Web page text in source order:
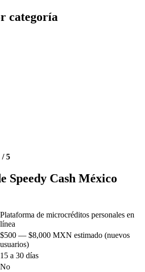
categoría
/ 5
Speedy Cash México
Plataforma de microcréditos personales en
línea
$500 — $8,000 MXN estimado (nuevos
usuarios)
15 a 30 días
No